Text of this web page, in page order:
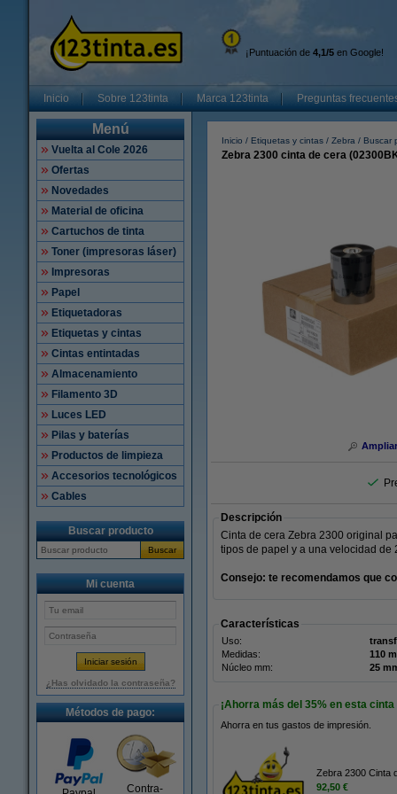
¡Puntuación de 4,1/5 en Google!
Inicio Sobre 123tinta Marca 123tinta Preguntas
Menú
Vuelta al Cole 2026
Ofertas
Novedades
Material de oficina
Cartuchos de tinta
Toner (impresoras láser)
Impresoras
Papel
Etiquetadoras
Etiquetas y cintas
Cintas entintadas
Almacenamiento
Filamento 3D
Luces LED
Pilas y baterías
Productos de limpieza
Accesorios tecnológicos
Cables
Buscar producto
Buscar
Mi cuenta
¿Has olvidado la contraseña?
Métodos de pago:
Contra-
Inicio Etiquetas y cintas Zebra Buscar
Zebra 2300 cinta de cera
Ampliar
Descripción
Cinta de cera Zebra 2300 original
tipos de papel y a una velocidad de
Consejo: te recomendamos que
Características
Uso:
Medidas:
Núcleo mm:
25
¡Ahorra más del 35% en esta cinta
Ahorra en tus gastos de impresión.
Zebra 2300 Cinta
92,50 €